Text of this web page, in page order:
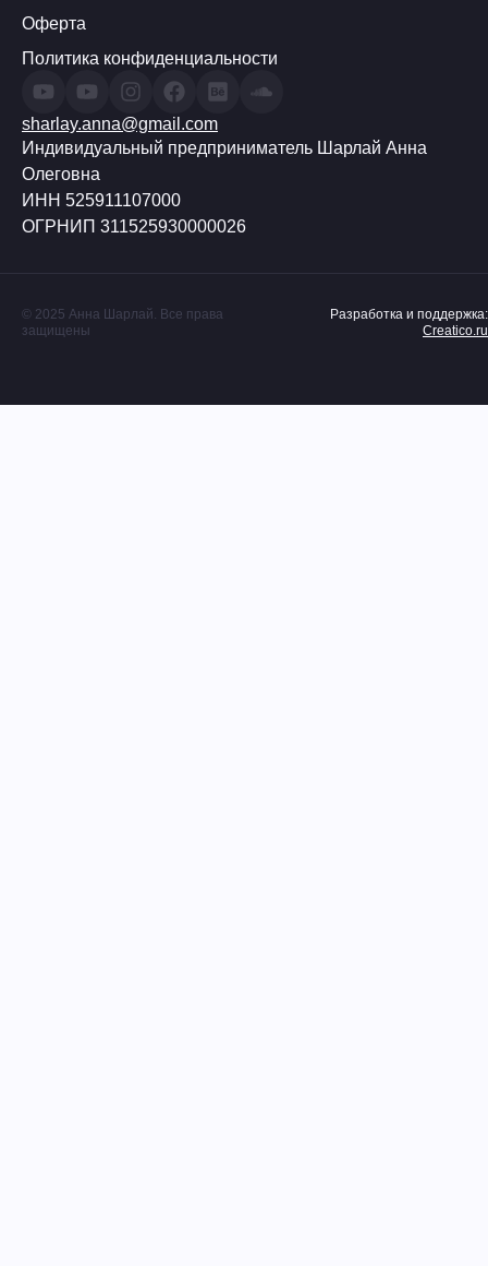
Оферта
Политика конфиденциальности
sharlay.anna@gmail.com
Индивидуальный предприниматель Шарлай Анна
Олеговна
ИНН 525911107000
ОГРНИП 311525930000026
© 2025 Анна Шарлай. Все права
защищены
Разработка и поддержка:
Creatico.ru